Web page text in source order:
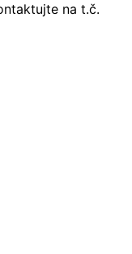
na t.č.